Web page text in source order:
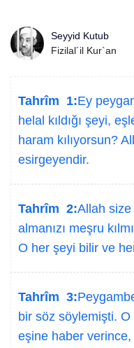
Seyyid Kutub
Fizilal´il Kur`an
Tahrîm 1:Ey
helal kıldığı şeyi,
haram kılıyorsun?
esirgeyendir.
Tahrîm 2:Allah
almanızı meşru
O her şeyi bilir ve
Tahrîm 3:
bir söz söylemişti.
eşine haber